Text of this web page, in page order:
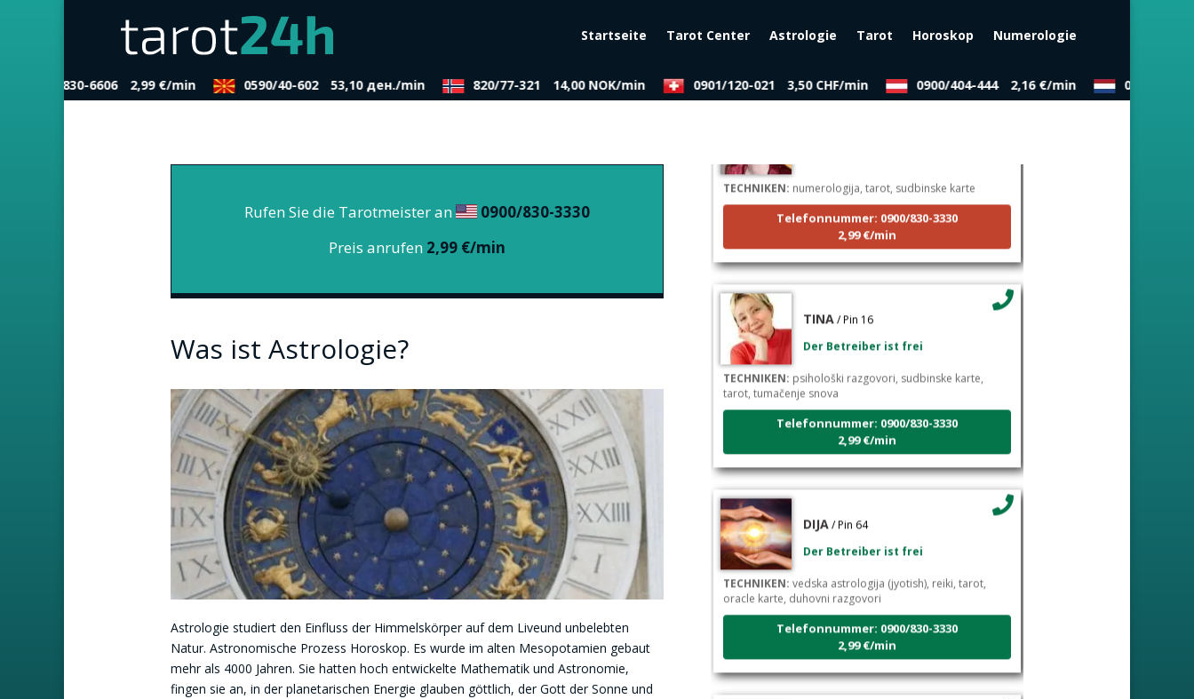
Startseite Tarot Center Astrologie Tarot Horoskop Numerologie
0900/830-6606 2,99 €/min 0590/40-602 53,10 ден./min 820/77-321 14,00 NOK/min 0901/120-021 3,50 CHF/min 0900/404-444 2,16 €/min 0909/343-
Rufen Sie die Tarotmeister an
0900/830-3330
Preis anrufen 2,99 €/min
Was ist Astrologie?
Astrologie studiert den Einfluss der Himmelskörper auf dem Liveund unbelebten
Natur. Astronomische Prozess Horoskop. Es wurde im alten Mesopotamien gebaut
mehr als 4000 Jahren. Sie hatten hoch entwickelte Mathematik und Astronomie,
fingen sie an, in der planetarischen Energie glauben göttlich, der Gott der Sonne und
TECHNIKEN:numerologija, tarot, sudbinske karte
Telefonnummer: 0900/830-3330
2,99 €/min
TINA / Pin 16
Der Betreiber ist frei
TECHNIKEN:psihološki razgovori, sudbinske karte,
tarot, tumačenje snova
Telefonnummer: 0900/830-3330
2,99 €/min
DIJA / Pin 64
Der Betreiber ist frei
TECHNIKEN:vedska astrologija (jyotish), reiki, tarot,
oracle karte, duhovni razgovori
Telefonnummer: 0900/830-3330
2,99 €/min